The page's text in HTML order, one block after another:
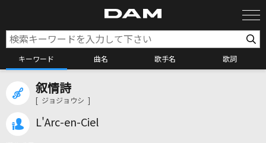
キーワード 曲名 歌手名 歌詞
叙情詩
[ ジョジョウシ ]
L'Arc-en-Ciel